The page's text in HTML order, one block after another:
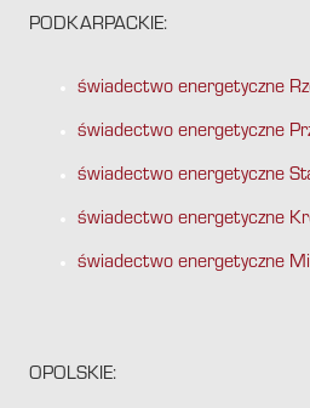
PODKARPACKIE:
świadectwo energetyczne
świadectwo energetyczne
świadectwo energetyczne
świadectwo energetyczne
świadectwo energetyczne
OPOLSKIE: